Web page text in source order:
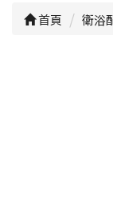
首頁 衛浴